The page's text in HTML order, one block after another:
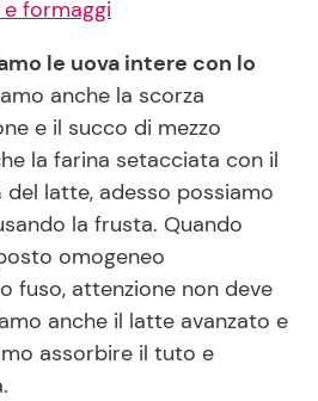
formaggi
le uova intere con lo
anche la scorza
e il succo di mezzo
la farina setacciata con il
latte, adesso possiamo
la frusta. Quando
omogeneo
fuso, attenzione non deve
anche il latte avanzato e
assorbire il tuto e